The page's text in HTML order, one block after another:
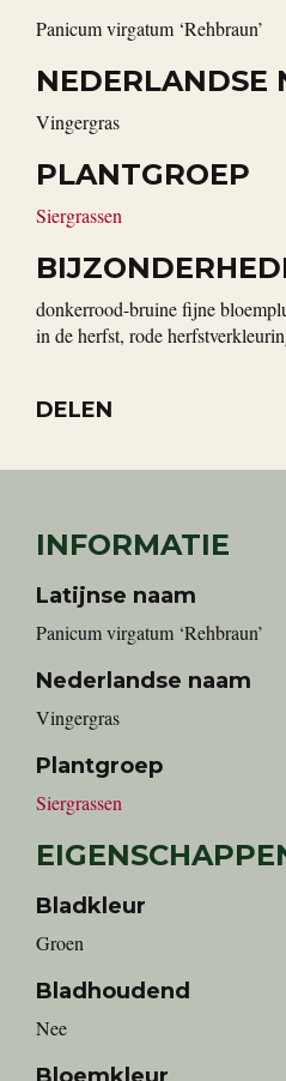
Panicum virgatum ‘Rehbraun’
NEDERLANDSE
vingergras
PLANTGROEP
Siergrassen
donkerrood-bruine fijne
in de herfst, rode
DELEN
INFORMATIE
Latijnse naam
Panicum virgatum ‘Rehbraun’
Nederlandse naam
vingergras
Plantgroep
Siergrassen
Bladkleur
Groen
Bladhoudend
Nee